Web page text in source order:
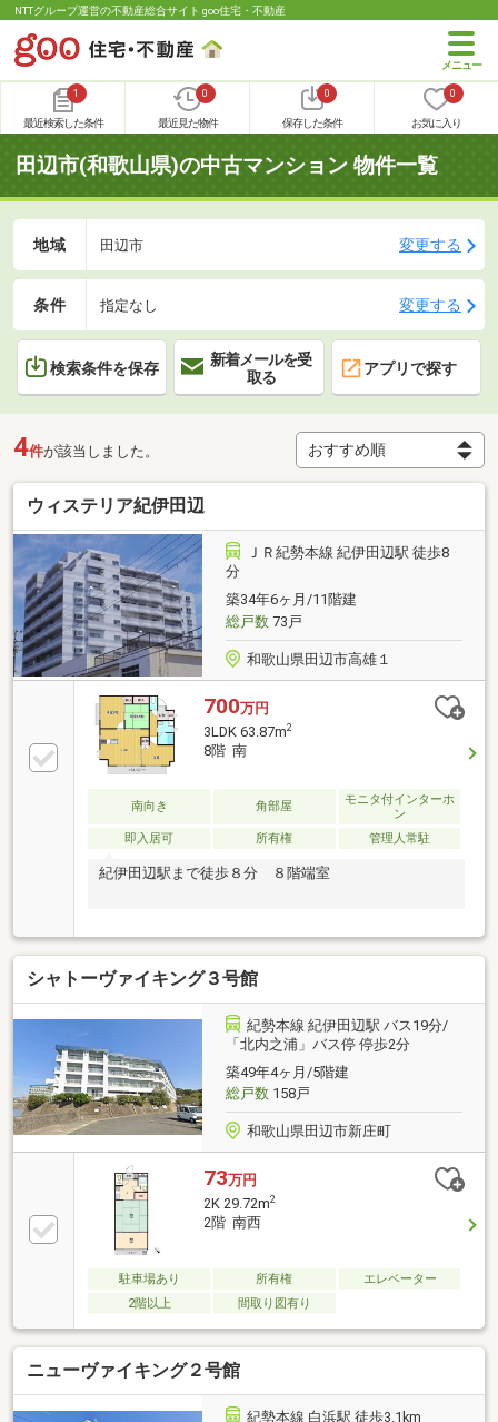
NTTグループ運営の不動産総合サイト goo住宅・不動産
1
最近検索した条件
0
最近見た物件
0
保存した条件
0
お気に入り
田辺市(和歌山県)の中古マンション 物件一覧
地域 田辺市 変更する
条件 指定なし 変更する
検索条件を保存
新着メールを受
取る
アプリで探す
4件が該当しました。
ウィステリア紀伊田辺
ＪＲ紀勢本線 紀伊田辺駅 徒歩8
分
築34年6ヶ月/11階建
総戸数73戸
和歌山県田辺市高雄１
700万円
3LDK 63.87m2
8階 南
南向き 角部屋
モニタ付インターホ
ン
即入居可
所有権 管理人常駐
紀伊田辺駅まで徒歩８分 ８階端室
シャトーヴァイキング３号館
紀勢本線 紀伊田辺駅 バス19分/
「北内之浦」バス停 停歩2分
築49年4ヶ月/5階建
総戸数158戸
和歌山県田辺市新庄町
73万円
2K 29.72m2
2階 南西
駐車場あり 所有権
エレベーター
2階以上
間取り図有り
ニューヴァイキング２号館
紀勢本線 白浜駅 徒歩3.1km